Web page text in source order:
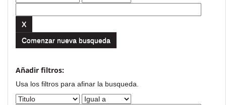
Comenzar nueva busqueda
Añadir filtros:
Usa los filtros para afinar la busqueda.